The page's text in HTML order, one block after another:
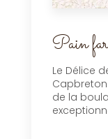
Pain
Le Délice
Capbreton
de la